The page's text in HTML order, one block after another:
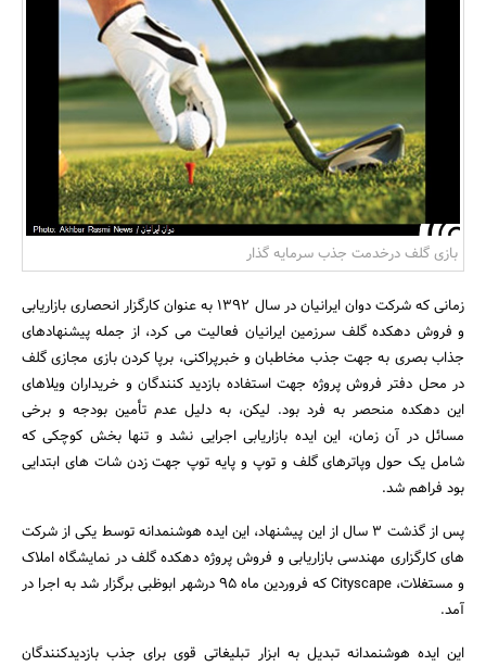
بانک، بیمه و سرمایه
مسکن و ساختمان
بازی گلف درخدمت جذب سرمایه گذار
زمانی که شرکت دوان ایرانیان در سال 1392 به عنوان کارگزار انحصاری بازاریابی
و فروش دهکده گلف سرزمین ایرانیان فعالیت می کرد، از جمله پیشنهادهای
جذاب بصری به جهت جذب مخاطبان و خبرپراکنی، برپا کردن بازی مجازی گلف
در محل دفتر فروش پروژه جهت استفاده بازدید کنندگان و خریداران ویلاهای
این دهکده منحصر به فرد بود. لیکن، به دلیل عدم تأمین بودجه و برخی
مسائل در آن زمان، این ایده بازاریابی اجرایی نشد و تنها بخش کوچکی که
شامل یک حول وپاترهای گلف و توپ و پایه توپ جهت زدن شات های ابتدایی
بود فراهم شد.
پس از گذشت 3 سال از این پیشنهاد، این ایده هوشنمدانه توسط یکی از شرکت
های کارگزاری مهندسی بازاریابی و فروش پروژه دهکده گلف در نمایشگاه املاک
و مستغلات، Cityscape که فروردین ماه 95 درشهر ابوظبی برگزار شد به اجرا در
آمد.
این ایده هوشنمدانه تبدیل به ابزار تبلیغاتی قوی برای جذب بازدیدکنندگان